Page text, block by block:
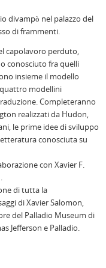
divampò nel palazzo del
di frammenti.
capolavoro perduto,
conosciuto fra quelli
insieme il modello
modellini
Completeranno
realizzati da Hudon,
le prime idee di sviluppo
conosciuta su
con Xavier F.
di tutta la
di Xavier Salomon,
del Palladio Museum di
Jefferson e Palladio.